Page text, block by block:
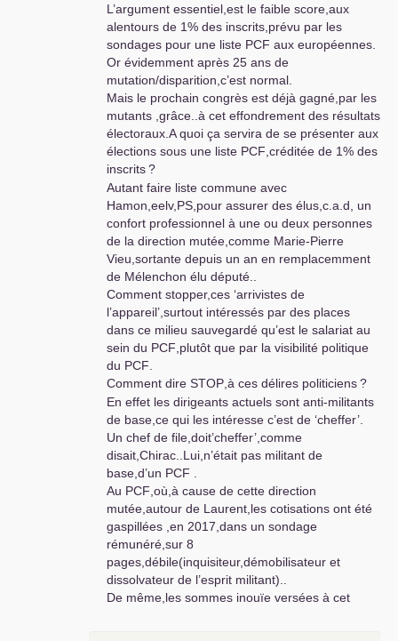
L’argument essentiel,est le faible score,aux
alentours de 1% des inscrits,prévu par les
sondages pour une liste PCF aux européennes.
Or évidemment après 25 ans de
mutation/disparition,c’est normal.
Mais le prochain congrès est déjà gagné,par les
mutants ,grâce..à cet effondrement des résultats
électoraux.A quoi ça servira de se présenter aux
élections sous une liste PCF ,créditée de 1% des
inscrits?
Autant faire liste commune avec
Hamon,eelv, PS ,pour assurer des élus,c.a.d, un
confort professionnel à une ou deux personnes
de la direction mutée,comme Marie-Pierre
Vieu,sortante depuis un an en remplacemment
de Mélenchon élu député..
Comment stopper,ces ‘arrivistes de
l’appareil’,surtout intéressés par des places
dans ce milieu sauvegardé qu’est le salariat au
sein du PCF ,plutôt que par la visibilité politique
du PCF
Comment dire STOP ,à ces délires politiciens?
En effet les dirigeants actuels sont anti-militants
de base,ce qui les intéresse c’est de ‘cheffer’.
Un chef de file,doit’cheffer’,comme
disait,Chirac..Lui,n’était pas militant de
base,d’un PCF
Au PCF ,où,à cause de cette direction
mutée,autour de Laurent,les cotisations ont été
gaspillées ,en 2017,dans un sondage
rémunéré,sur 8
pages,débile(inquisiteur,démobilisateur et
dissolvateur de l’esprit militant)..
De même,les sommes inouïe versées à cet